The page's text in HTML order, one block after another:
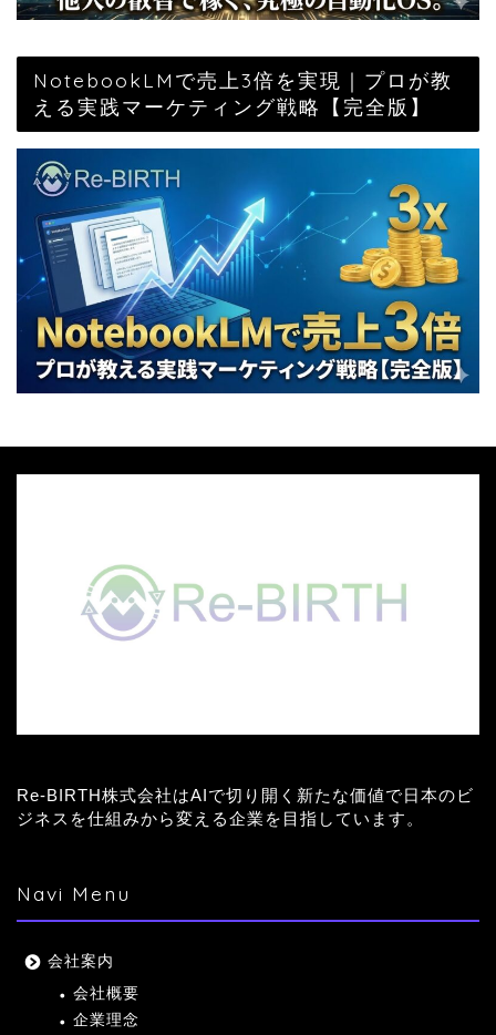
NotebookLMで売上3倍を実現｜プロが教
える実践マーケティング戦略【完全版】
Re-BIRTH株式会社はAIで切り開く新たな価値で日本のビ
ジネスを仕組みから変える企業を目指しています。
Navi Menu
会社案内
会社概要
企業理念